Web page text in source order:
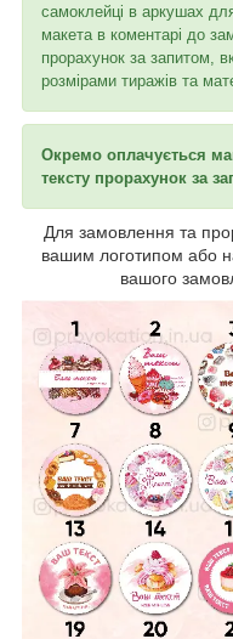
самоклейці в аркушах
макета в коментарі до
прорахунок за запитом,
розмірами тиражів та
Окремо оплачується
тексту прорахунок за
Для замовлення та
вашим логотипом або
вашого